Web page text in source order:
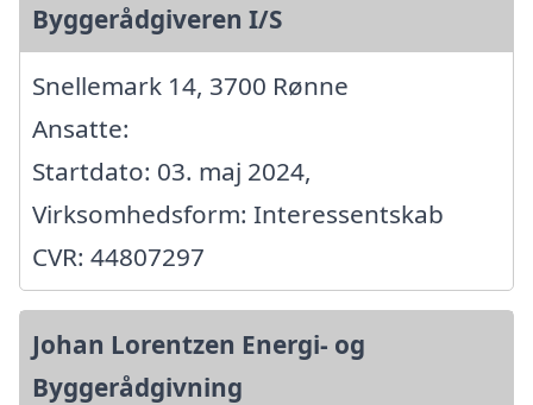
Byggerådgiveren I/S
Snellemark 14, 3700 Rønne
Ansatte:
Startdato: 03. maj 2024,
Virksomhedsform: Interessentskab
CVR: 44807297
Johan Lorentzen Energi- og
Byggerådgivning